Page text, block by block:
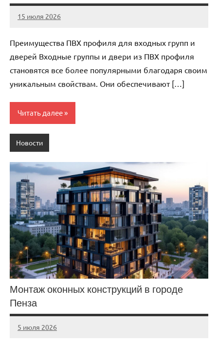
15 июля 2026
Avtor
Нет
Преимущества ПВХ профиля для входных групп и
дверей Входные группы и двери из ПВХ профиля
становятся все более популярными благодаря своим
уникальным свойствам. Они обеспечивают […]
Читать далее
Новости
Монтаж оконных конструкций в городе
Пенза
5 июля 2026
Avtor
Нет